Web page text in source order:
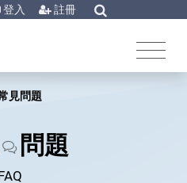
登入 註冊
見問題
問題